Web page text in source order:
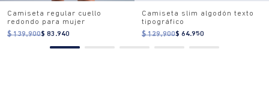
Camiseta regular cuello
redondo para mujer
$ 139.900$ 83.940
Camiseta slim algodón texto
tipográfico
$ 129.900$ 64.950